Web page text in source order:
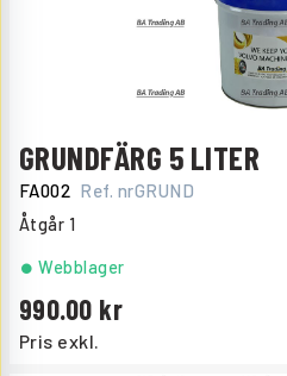
GRUNDFÄRG 5 LITER
FA002 Ref. nrGRUND
Åtgår 1
Pris exkl.
990.00
Webblager